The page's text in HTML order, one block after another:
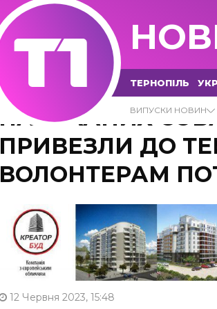
ТЕРНОПІЛЬ
ВИПУСКИ НОВИН
НАЛЯКАНИХ
ПРИВЕЗЛИ ДО
ВОЛОНТЕРАМ
12 Червня 2023, 15:48